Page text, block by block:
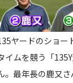
ヤードのショー
イムを競う「
。最年長の鹿又